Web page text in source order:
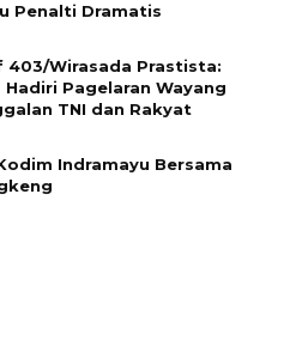
Penalti Dramatis
403/Wirasada Prastista:
Pagelaran Wayang
TNI dan Rakyat
Indramayu Bersama